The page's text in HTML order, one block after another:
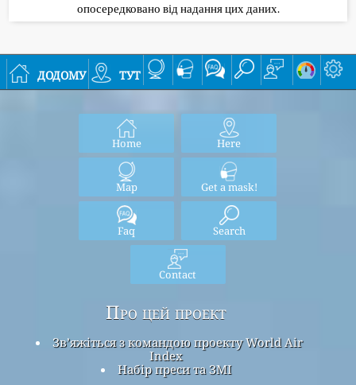
опосередковано від надання цих даних.
додому тут
Home Here
Map Get a mask!
Faq Search
Contact
Про цей проект
Зв’яжіться з командою проекту World Air
Index
Набір преси та ЗМІ